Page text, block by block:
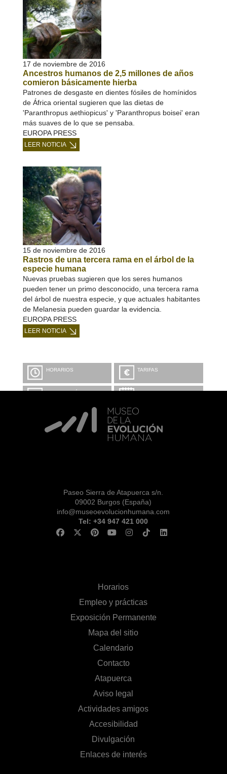
17 de noviembre de 2016
Ancestros humanos de 2,5 millones de años
comieron básicamente hierba
Patrones de desgaste en dientes fósiles de homínidos
de África oriental sugieren que las dietas de
'Paranthropus aethiopicus' y 'Paranthropus boisei' eran
más suaves de lo que se pensaba.
EUROPA PRESS
LEER NOTICIA
15 de noviembre de 2016
Rastros de una tercera rama en el árbol de la
especie humana
Nuevas pruebas sugieren que los seres humanos
pueden tener un primo desconocido, una tercera rama
del árbol de nuestra especie, y que actuales habitantes
de Melanesia pueden guardar la evidencia.
EUROPA PRESS
LEER NOTICIA
HORARIOS TARIFAS
INFORMACIÓN Y
CALENDARIO
VISITA CON
MICROEXPLICACIONES
Paseo Sierra de Atapuerca s/n.
09002 Burgos (España)
info@museoevolucionhumana.com
Tel: +34 947 421 000
Horarios
Empleo y prácticas
Exposición Permanente
Mapa del sitio
Calendario
Contacto
Atapuerca
Aviso legal
Actividades amigos
Accesibilidad
Divulgación
Enlaces de interés